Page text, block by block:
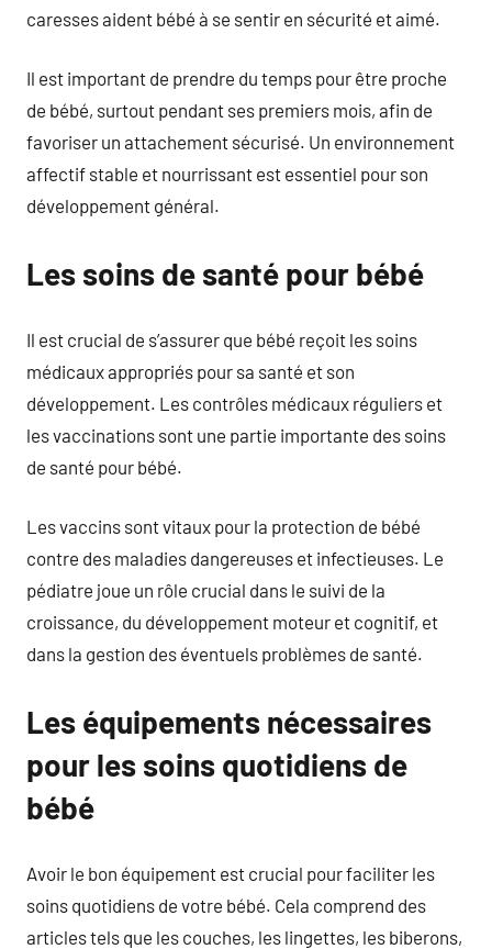
caresses aident bébé à se sentir en sécurité et aimé.
Il est important de prendre du temps pour être proche
de bébé, surtout pendant ses premiers mois, afin de
favoriser un attachement sécurisé. Un environnement
affectif stable et nourrissant est essentiel pour son
développement général.
Les soins de santé pour bébé
Il est crucial de s’assurer que bébé reçoit les soins
médicaux appropriés pour sa santé et son
développement. Les contrôles médicaux réguliers et
les vaccinations sont une partie importante des soins
de santé pour bébé.
Les vaccins sont vitaux pour la protection de bébé
contre des maladies dangereuses et infectieuses. Le
pédiatre joue un rôle crucial dans le suivi de la
croissance, du développement moteur et cognitif, et
dans la gestion des éventuels problèmes de santé.
Les équipements nécessaires
pour les soins quotidiens de
bébé
Avoir le bon équipement est crucial pour faciliter les
soins quotidiens de votre bébé. Cela comprend des
articles tels que les couches, les lingettes, les biberons,